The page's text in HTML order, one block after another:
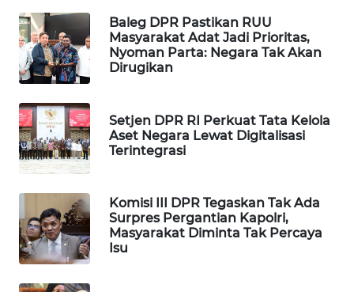
Baleg DPR Pastikan RUU
Masyarakat Adat Jadi Prioritas,
Nyoman Parta: Negara Tak Akan
Dirugikan
Setjen DPR RI Perkuat Tata Kelola
Aset Negara Lewat Digitalisasi
Terintegrasi
Komisi III DPR Tegaskan Tak Ada
Surpres Pergantian Kapolri,
Masyarakat Diminta Tak Percaya
Isu
PLN
WATCH
LPKKI
KOPEKLIN
PORTAL
KONSUMEN